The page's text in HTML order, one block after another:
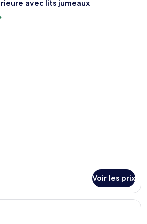
avec lits jumeaux
Voir les prix